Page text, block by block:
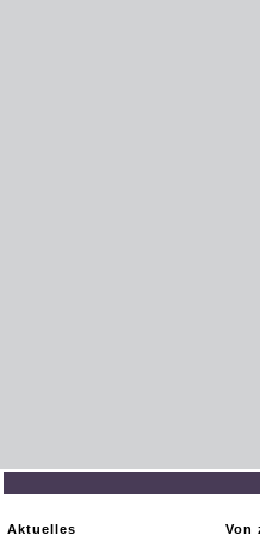
Aktuelles
Von